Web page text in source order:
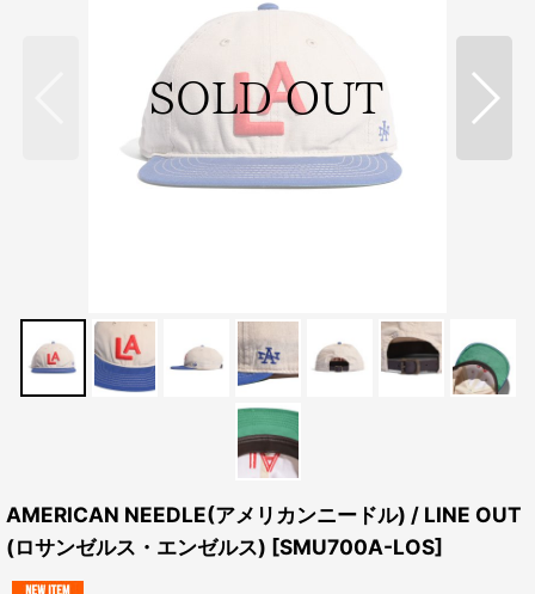
AMERICAN NEEDLE(アメリカンニードル) / LINE OUT
(ロサンゼルス・エンゼルス) [SMU700A-LOS]